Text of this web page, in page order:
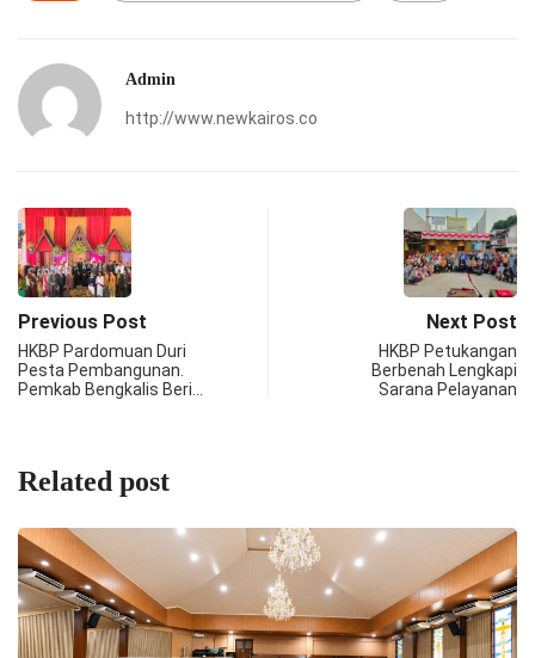
Admin
http://www.newkairos.co
Previous Post
HKBP Pardomuan Duri
Pesta Pembangunan.
Pemkab Bengkalis Beri…
Next Post
HKBP Petukangan
Berbenah Lengkapi
Sarana Pelayanan
Related post